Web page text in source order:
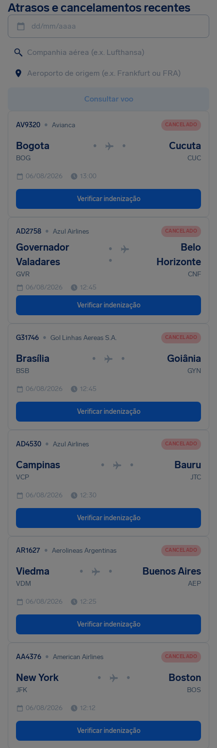
Atrasos e cancelamentos recentes
dd/mm/aaaa
Consultar voo
AV9320 • Avianca CANCELADO
Bogota • • Cucuta
BOG CUC
06/08/2026 13:00
Verificar indenização
AD2758 • Azul Airlines CANCELADO
Governador
Valadares
•
•
Belo
Horizonte
GVR
CNF
06/08/2026
12:45
Verificar indenização
G31746 • Gol Linhas Aereas S.A. CANCELADO
Brasília • • Goiânia
BSB GYN
06/08/2026 12:45
Verificar indenização
AD4530 • Azul Airlines CANCELADO
Campinas • • Bauru
VCP JTC
06/08/2026 12:30
Verificar indenização
AR1627 • Aerolineas Argentinas CANCELADO
Viedma • • Buenos Aires
VDM AEP
06/08/2026 12:25
Verificar indenização
AA4376 • American Airlines CANCELADO
New York • • Boston
JFK BOS
06/08/2026 12:12
Verificar indenização